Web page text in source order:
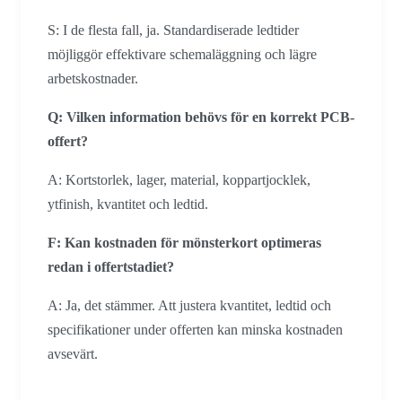
S: I de flesta fall, ja. Standardiserade ledtider
möjliggör effektivare schemaläggning och lägre
arbetskostnader.
Q: Vilken information behövs för en korrekt PCB-
offert?
A: Kortstorlek, lager, material, koppartjocklek,
ytfinish, kvantitet och ledtid.
F: Kan kostnaden för mönsterkort optimeras
redan i offertstadiet?
A: Ja, det stämmer. Att justera kvantitet, ledtid och
specifikationer under offerten kan minska kostnaden
avsevärt.